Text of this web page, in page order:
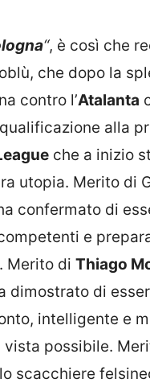
“, è così che
che dopo la
contro l’Atalanta
alla
che a inizio
utopia. Merito di
confermato di
e
Merito di Thiago
dimostrato di
intelligente e
vista possibile.
scacchiere